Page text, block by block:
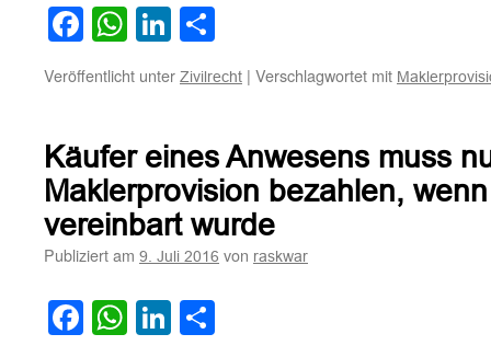
Facebook
WhatsApp
LinkedIn
Veröffentlicht unter Zivilrecht | Verschlagwortet mit
Käufer eines Anwesens muss
Maklerprovision bezahlen,
vereinbart wurde
Publiziert am 9. Juli 2016 von raskwar
Facebook
WhatsApp
LinkedIn